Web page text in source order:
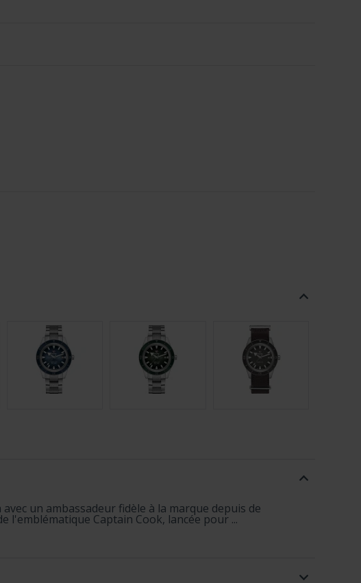
un ambassadeur fidèle à la marque depuis de
l'emblématique Captain Cook, lancée pour ...